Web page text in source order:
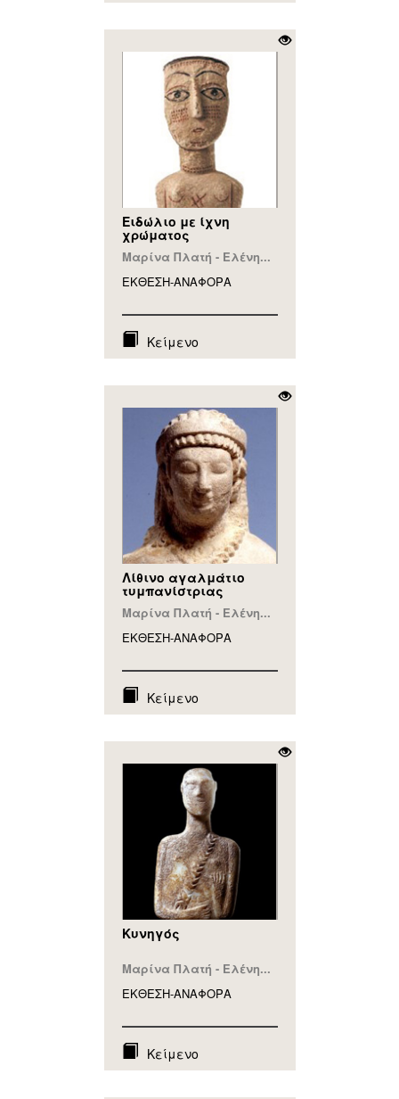
Ειδώλιο με ίχνη
χρώματος
Μαρίνα Πλατή - Ελένη...
ΕΚΘΕΣΗ-ΑΝΑΦΟΡA
Κείμενο
Λίθινο αγαλμάτιο
τυμπανίστριας
Μαρίνα Πλατή - Ελένη...
ΕΚΘΕΣΗ-ΑΝΑΦΟΡA
Κείμενο
Κυνηγός
Μαρίνα Πλατή - Ελένη...
ΕΚΘΕΣΗ-ΑΝΑΦΟΡA
Κείμενο